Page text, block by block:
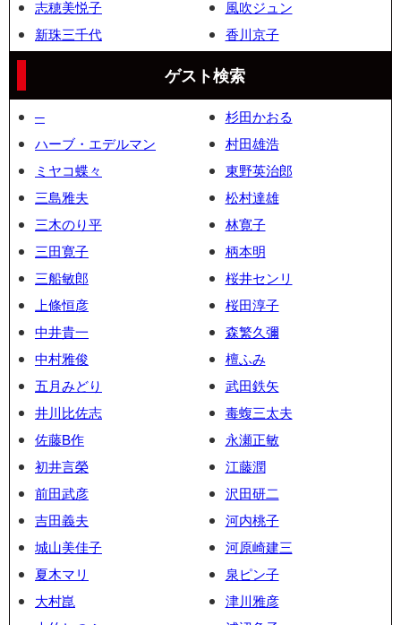
志穂美悦子
新珠三千代
風吹ジュン
香川京子
ゲスト検索
─
ハーブ・エデルマン
ミヤコ蝶々
三島雅夫
三木のり平
三田寛子
三船敏郎
上條恒彦
中井貴一
中村雅俊
五月みどり
井川比佐志
佐藤B作
初井言榮
前田武彦
吉田義夫
城山美佳子
夏木マリ
大村崑
杉田かおる
村田雄浩
東野英治郎
松村達雄
林寛子
柄本明
桜井センリ
桜田淳子
森繁久彌
檀ふみ
武田鉄矢
毒蝮三太夫
永瀬正敏
江藤潤
沢田研二
河内桃子
河原崎建三
泉ピン子
津川雅彦